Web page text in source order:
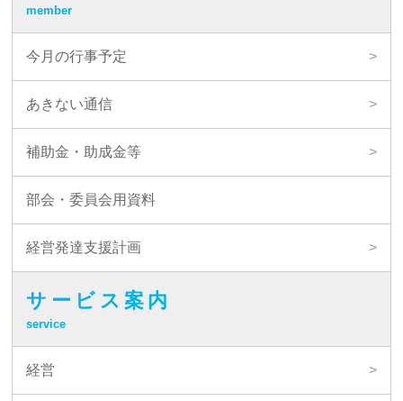
member
今月の行事予定
あきない通信
補助金・助成金等
部会・委員会用資料
経営発達支援計画
サービス案内
service
経営